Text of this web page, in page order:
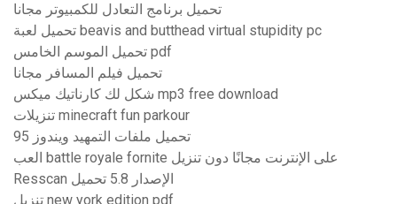
تحميل برنامج التعادل للكمبيوتر مجانا
تحميل لعبة beavis and butthead virtual stupidity pc
تحميل الموسم الخامس pdf
تحميل فيلم المسافر مجانا
شكل لك كارناتيك ميكس mp3 free download
تنزيلات minecraft fun parkour
تحميل ملفات التمهيد ويندوز 95
العب battle royale fornite على الإنترنت مجانًا دون تنزيل
Resscan الإصدار 5.8 تحميل
تنزيل new york edition pdf